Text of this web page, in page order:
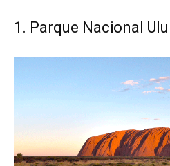
1. Parque Nacional